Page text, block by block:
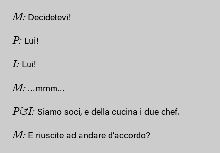
M: Decidetevi!
P: Lui!
I: Lui!
M: …mmm…
P&I: Siamo soci, e della cucina i due chef.
M: E riuscite ad andare d’accordo?